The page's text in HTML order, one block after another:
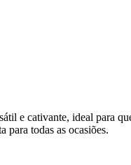
cativante, ideal para
para todas as ocasiões.